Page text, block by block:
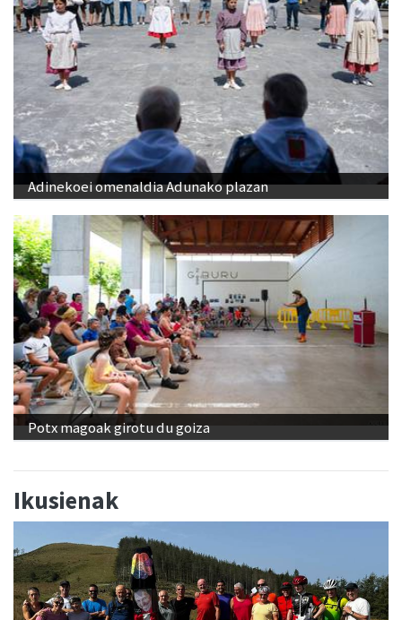
Adinekoei omenaldia Adunako plazan
Potx magoak girotu du goiza
Ikusienak